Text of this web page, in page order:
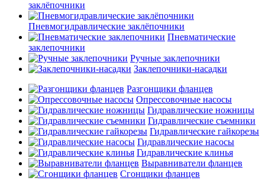
заклёпочники
Пневмогидравлические заклёпочники
Пневматические
заклепочники
Ручные заклепочники
Заклепочники-насадки
Разгонщики фланцев
Опрессовочные насосы
Гидравлические ножницы
Гидравлические съемники
Гидравлические гайкорезы
Гидравлические насосы
Гидравлические клинья
Выравниватели фланцев
Сгонщики фланцев